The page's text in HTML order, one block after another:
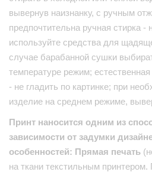
вывернув наизнанку, с ручным
предпочтительна ручная стирка -
используйте средства для
случае барабанной сушки
температуре режим;
- не гладить по картинке; при
изделие на среднем режиме,
Принт наносится одним из
зависимости от задумки
особенностей: Прямая печать
на ткани текстильным